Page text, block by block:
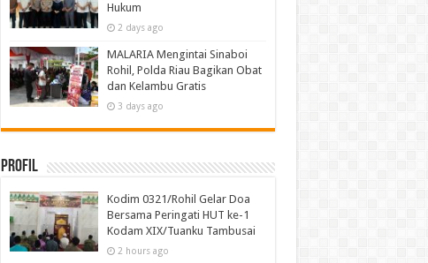
Hukum
2 days ago
MALARIA Mengintai Sinaboi
Rohil, Polda Riau Bagikan Obat
dan Kelambu Gratis
3 days ago
Profil
Kodim 0321/Rohil Gelar Doa
Bersama Peringati HUT ke-1
Kodam XIX/Tuanku Tambusai
2 hours ago